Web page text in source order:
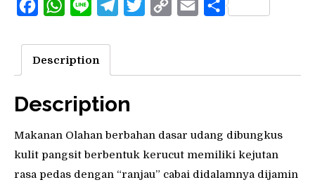
quantity
FacebookWhatsApp
Line TelegramTwitterCopy
EmailShare
Description
Description
Makanan Olahan berbahan dasar udang dibungkus
kulit pangsit berbentuk kerucut memiliki kejutan
rasa pedas dengan “ranjau” cabai didalamnya dijamin